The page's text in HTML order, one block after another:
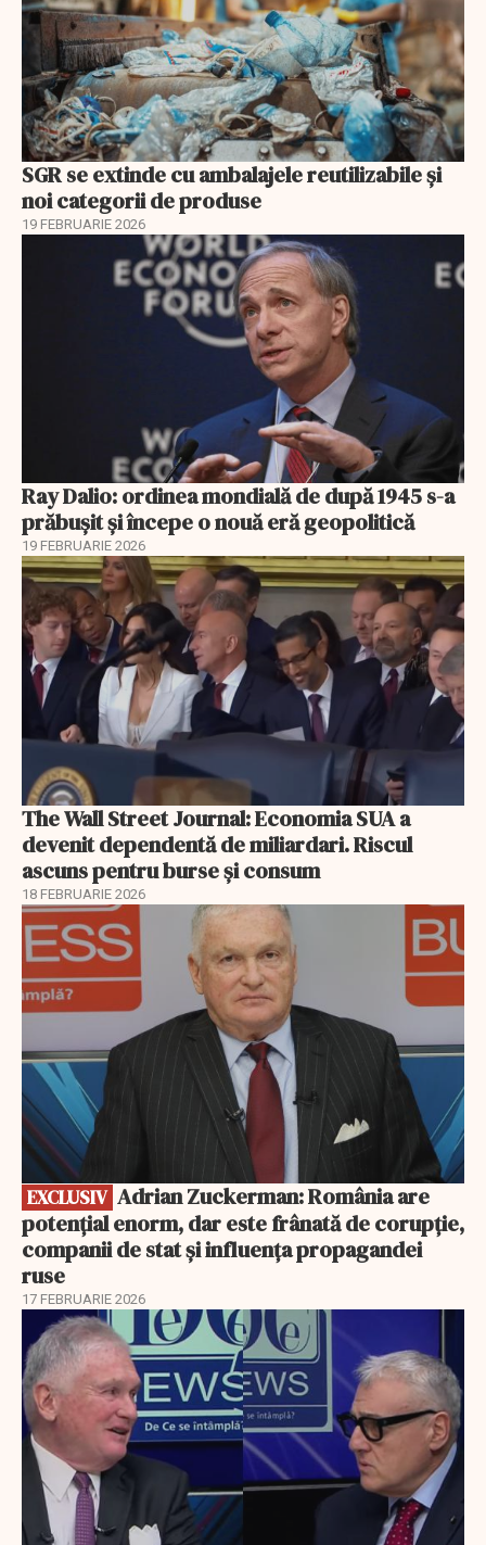
SGR se extinde cu ambalajele reutilizabile și
noi categorii de produse
19 FEBRUARIE 2026
Ray Dalio: ordinea mondială de după 1945 s-a
prăbușit și începe o nouă eră geopolitică
19 FEBRUARIE 2026
The Wall Street Journal: Economia SUA a
devenit dependentă de miliardari. Riscul
ascuns pentru burse și consum
18 FEBRUARIE 2026
EXCLUSIV
EXCLUSIV
potențial enorm, dar este frânată de corupție,
companii de stat și influența propagandei
ruse
17 FEBRUARIE 2026
EXCLUSIV